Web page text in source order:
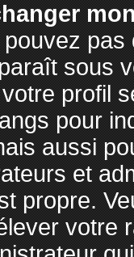
sous
profil
pour
aussi
et
propre.
votre